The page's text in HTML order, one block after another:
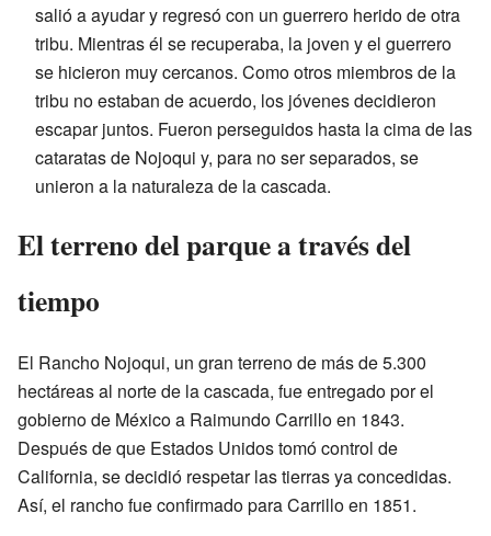
salió a ayudar y regresó con un guerrero herido de otra
tribu. Mientras él se recuperaba, la joven y el guerrero
se hicieron muy cercanos. Como otros miembros de la
tribu no estaban de acuerdo, los jóvenes decidieron
escapar juntos. Fueron perseguidos hasta la cima de las
cataratas de Nojoqui y, para no ser separados, se
unieron a la naturaleza de la cascada.
El terreno del parque a través del
tiempo
El Rancho Nojoqui, un gran terreno de más de 5.300
hectáreas al norte de la cascada, fue entregado por el
gobierno de México a Raimundo Carrillo en 1843.
Después de que Estados Unidos tomó control de
California, se decidió respetar las tierras ya concedidas.
Así, el rancho fue confirmado para Carrillo en 1851.